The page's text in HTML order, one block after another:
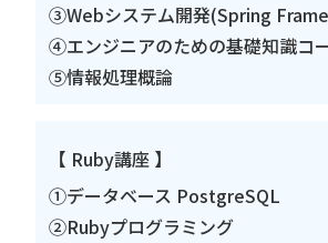
③Webシステム開発(Spring
④エンジニアのための基礎知識コ
⑤情報処理概論
【 Ruby講座 】
①データベース PostgreSQL
②Rubyプログラミング